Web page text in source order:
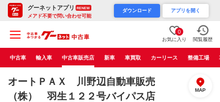
グーネットアプリ RENEW
メアド不要で問い合わせ可能
ダウンロード アプリを開く
0
お気に入り 閲覧履歴
中古車 輸入車 中古車販売店 新車 車買取 カーリース 整備工場
オートＰＡＸ 川野辺自動車販売
（株） 羽生１２２号バイパス店
MAP